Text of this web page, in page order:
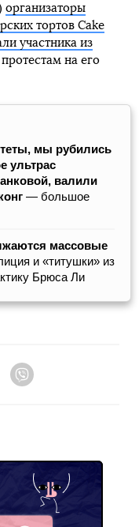
организаторы
тортов Cake
участника из
на его
мы рубились
ультрас
валили
— большое
массовые
и «титушки» из
Брюса Ли
Telegram